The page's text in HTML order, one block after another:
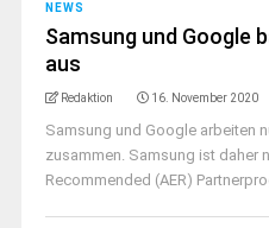
NEWS
Samsung und Google
aus
Redaktion 16. November 2020
Samsung und Google arbeiten
zusammen. Samsung ist daher
Recommended (AER)